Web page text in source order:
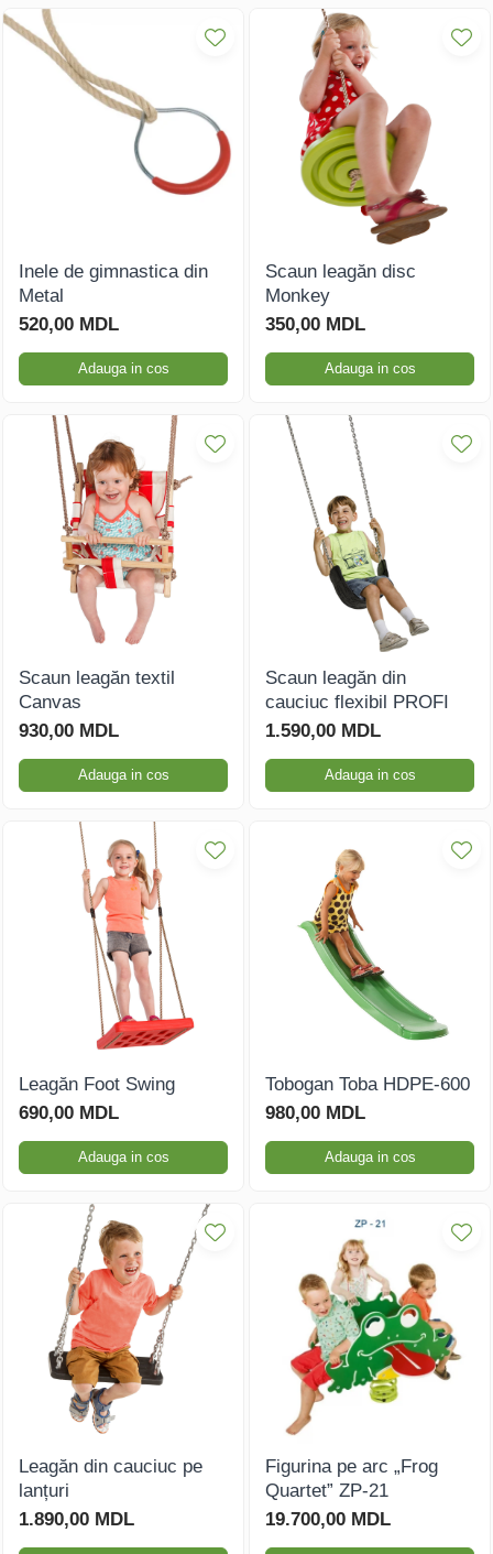
Inele de gimnastica din
Metal
520,00 MDL
Adauga in cos
Scaun leagăn disc
Monkey
350,00 MDL
Adauga in cos
Scaun leagăn textil
Canvas
930,00 MDL
Adauga in cos
Scaun leagăn din
cauciuc flexibil PROFI
1.590,00 MDL
Adauga in cos
Leagăn Foot Swing
690,00 MDL
Adauga in cos
Tobogan Toba HDPE-600
980,00 MDL
Adauga in cos
Leagăn din cauciuc pe
lanțuri
1.890,00 MDL
Figurina pe arc „Frog
Quartet” ZP-21
19.700,00 MDL